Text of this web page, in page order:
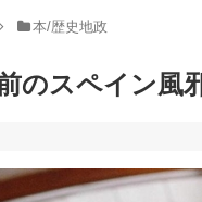
本/歴史地政
のスペイン風